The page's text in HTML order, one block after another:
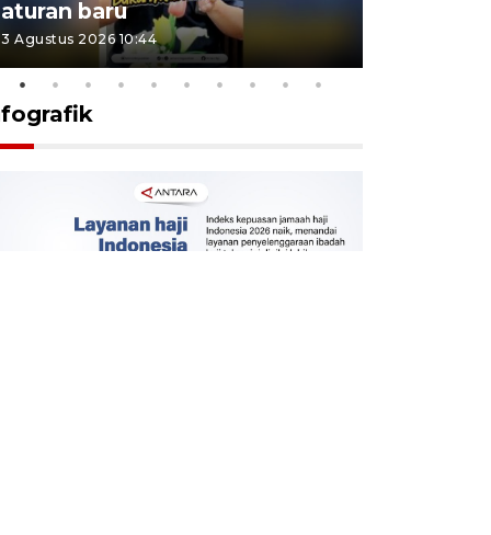
aturan baru
3 Agustus 2026 10:44